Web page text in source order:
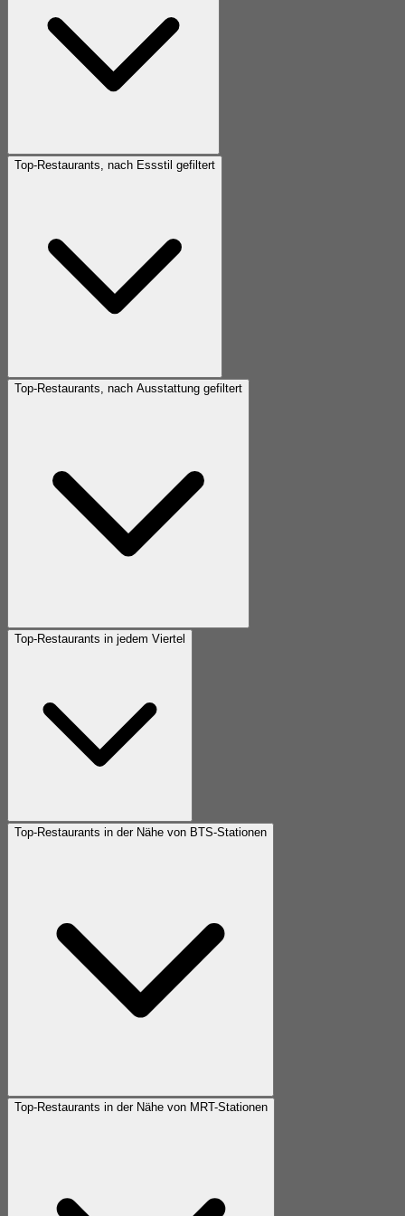
Top-Restaurants, nach Essstil gefiltert
Top-Restaurants, nach Ausstattung gefiltert
Top-Restaurants in jedem Viertel
Top-Restaurants in der Nähe von BTS-Stationen
Top-Restaurants in der Nähe von MRT-Stationen